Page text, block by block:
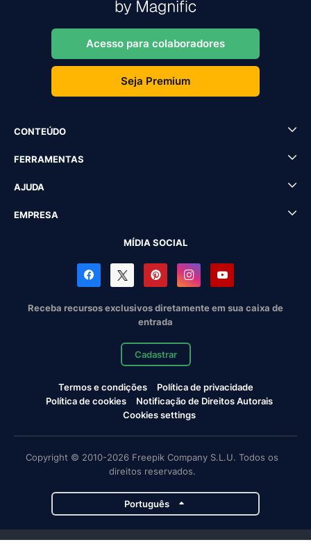
Acesso para colaboradores
Seja Premium
CONTEÚDO
FERRAMENTAS
AJUDA
EMPRESA
MÍDIA SOCIAL
Receba recursos exclusivos diretamente em sua caixa de
entrada
Cadastrar
Termos e condições
Política de privacidade
Política de cookies
Notificação de Direitos Autorais
Cookies settings
Copyright © 2010-2026 Freepik Company S.L.U. Todos os
direitos reservados.
Português